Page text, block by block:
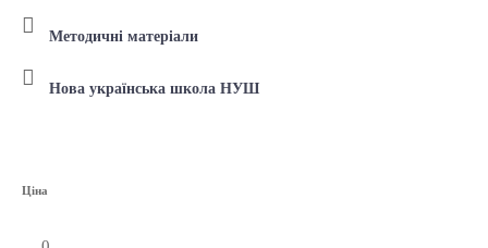
Методичні матеріали
Нова українська школа НУШ
Ціна